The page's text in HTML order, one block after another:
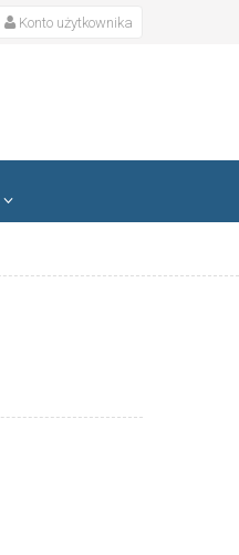
Konto użytkownika